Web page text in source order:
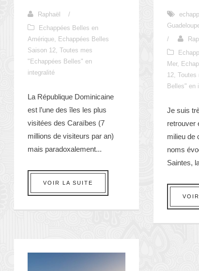
Raphaël
/
Echappées Belles en
Amérique
Echappées Belles
Saison 12 Toutes mes
"Echappées Belles" en
integralité
La République Dominicaine
est l’une des îles les plus
visitées des Caraïbes (7
millions de visiteurs par an)
mais paradoxalement...
VOIR LA SUITE
/
Mer,
12, Toutes
Belles" en
Je suis
retrouver
milieu de
noms
Saintes,